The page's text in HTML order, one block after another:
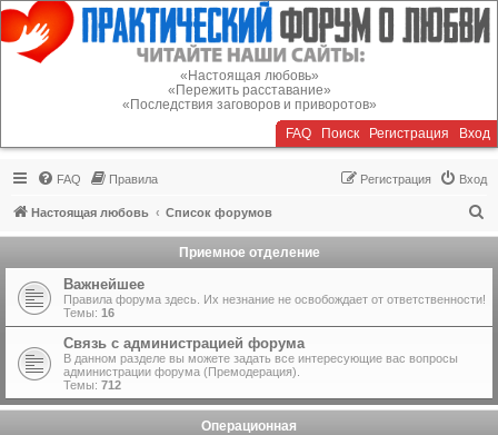
Регистрация
«Настоящая любовь»
«Пережить расставание»
«Последствия заговоров и приворотов»
FAQ Поиск Регистрация Вход
FAQ Правила Вход
Регистрация
Настоящая любовь Список форумов
о
Приемное отделение
Важнейшее
Правила форума здесь. Их незнание не освобождает от ответственности!
Темы: 16
Связь с администрацией форума
В данном разделе вы можете задать все интересующие вас вопросы
администрации форума (Премодерация).
Темы: 712
Операционная